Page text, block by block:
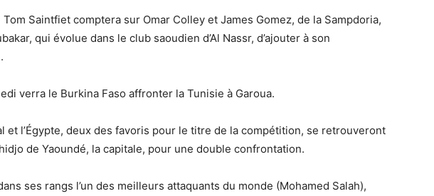
Tom Saintfiet comptera sur Omar Colley et James Gomez, de la Sampdoria,
qui évolue dans le club saoudien d’Al Nassr, d’ajouter à son
verra le Burkina Faso affronter la Tunisie à Garoua.
et l’Égypte, deux des favoris pour le titre de la compétition, se retrouveront
de Yaoundé, la capitale, pour une double confrontation.
ses rangs l’un des meilleurs attaquants du monde (Mohamed Salah),